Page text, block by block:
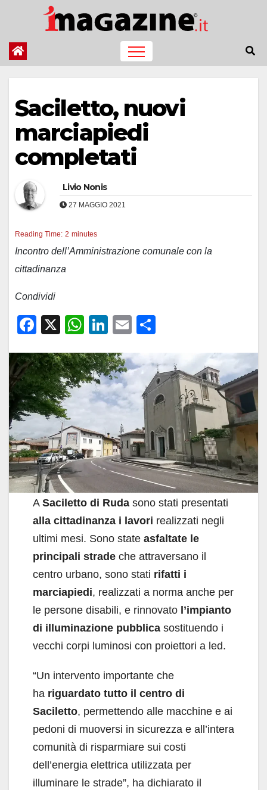
contenuto
Saciletto, nuovi
marciapiedi
completati
Livio Nonis
27 MAGGIO 2021
Reading Time: 2 minutes
Incontro dell’Amministrazione comunale con la
cittadinanza
Condividi
F
c
e
b
o
o
k
X
W
at
s
A
p
Li
k
e
dI
E
ail n
di
vi
di
A Saciletto di Ruda sono stati presentati
alla cittadinanza i lavori realizzati negli
ultimi mesi. Sono state asfaltate le
principali strade che attraversano il
centro urbano, sono stati rifatti i
marciapiedi, realizzati a norma anche per
le persone disabili, e rinnovato l’impianto
di illuminazione pubblica sostituendo i
vecchi corpi luminosi con proiettori a led.
“Un intervento importante che
ha riguardato tutto il centro di
Saciletto, permettendo alle macchine e ai
pedoni di muoversi in sicurezza e all’intera
comunità di risparmiare sui costi
dell’energia elettrica utilizzata per
illuminare le strade”, ha dichiarato il